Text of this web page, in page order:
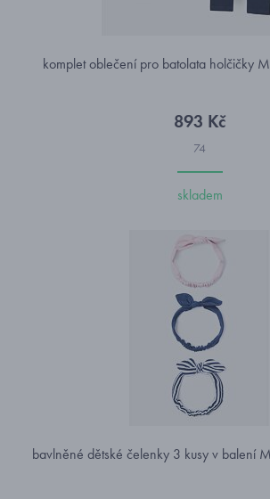
komplet oblečení pro batolata holčičky
893 Kč
74
skladem
bavlněné dětské čelenky 3 kusy v balení